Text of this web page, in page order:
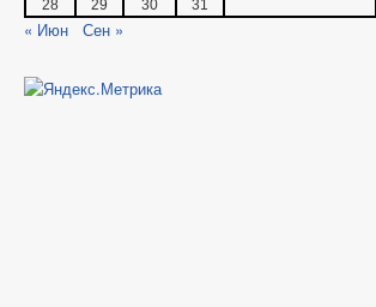
28
29 30 31
« Июн Сен »